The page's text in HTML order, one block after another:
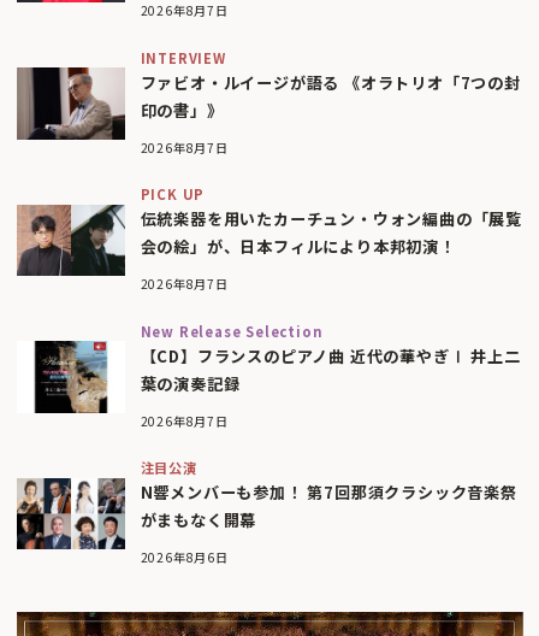
2026年8月7日
INTERVIEW
ファビオ・ルイージが語る 《オラトリオ「7つの封
印の書」》
2026年8月7日
PICK UP
伝統楽器を用いたカーチュン・ウォン編曲の「展覧
会の絵」が、日本フィルにより本邦初演！
2026年8月7日
New Release Selection
【CD】フランスのピアノ曲 近代の華やぎⅠ 井上二
葉の演奏記録
2026年8月7日
注目公演
N響メンバーも参加！ 第7回那須クラシック音楽祭
がまもなく開幕
2026年8月6日